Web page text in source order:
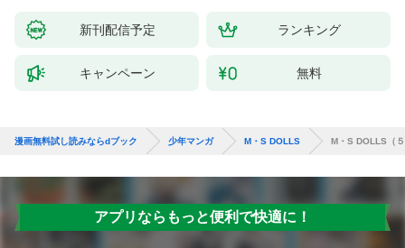
新刊配信予定 ランキング
キャンペーン 無料
漫画無料試し読みならdブック 少年マンガ M・S DOLLS M・S DOLLS（
アプリならもっと便利で快適に！